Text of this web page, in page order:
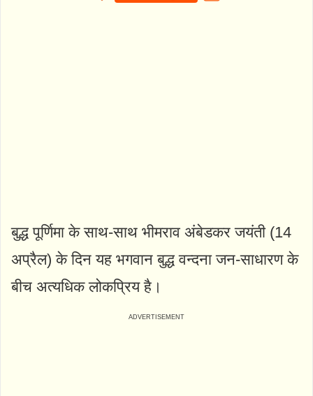
बुद्ध पूर्णिमा के साथ-साथ भीमराव अंबेडकर जयंती (14
अप्रैल) के दिन यह भगवान बुद्ध वन्दना जन-साधारण के
बीच अत्यधिक लोकप्रिय है।